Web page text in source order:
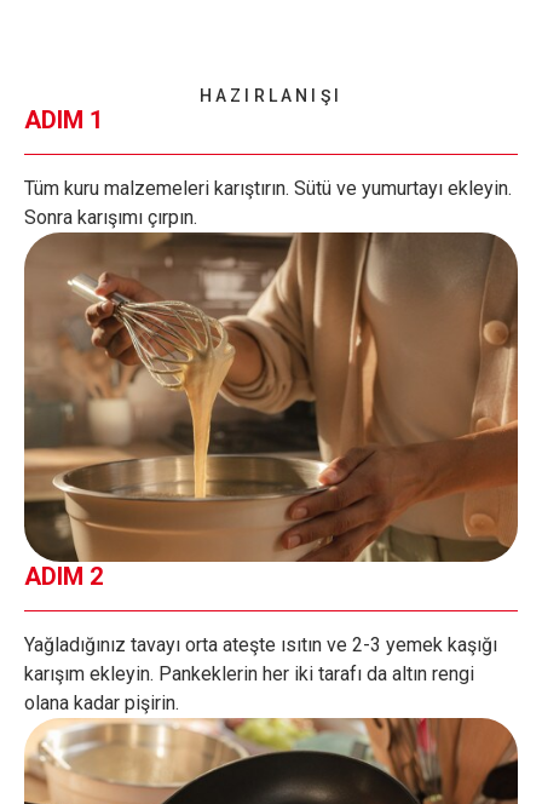
HAZIRLANIŞI
ADIM 1
Tüm kuru malzemeleri karıştırın. Sütü ve yumurtayı ekleyin.
Sonra karışımı çırpın.
ADIM 2
Yağladığınız tavayı orta ateşte ısıtın ve 2-3 yemek kaşığı
karışım ekleyin. Pankeklerin her iki tarafı da altın rengi
olana kadar pişirin.